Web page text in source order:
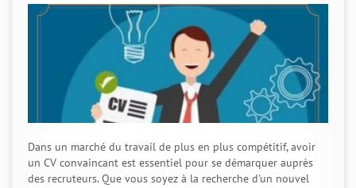
Dans un marché du travail de plus en plus compétitif, avoir
un CV convaincant est essentiel pour se démarquer auprès
des recruteurs. Que vous soyez à la recherche d'un nouvel